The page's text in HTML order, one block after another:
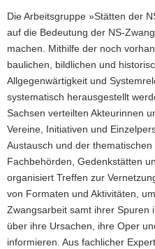
KZ-
Außenlager
Flößberg
(Stadt
Frohburg)
in
einer
alliierten
Luftaufnahme.
Quelle:
Geschichtswerkstatt
Flößberg
Luftbilddatenbank
Dr.
Carls
GmbH
Die Arbeitsgruppe »Stätten der
auf die Bedeutung der NS-
machen. Mithilfe der noch
baulichen, bildlichen und
Allgegenwärtigkeit und
systematisch herausgestellt
Sachsen verteilten Akteurinnen
Vereine, Initiativen und
Austausch und der
Fachbehörden, Gedenkstätten
organisiert Treffen zur
von Formaten und Aktivitäten,
Zwangsarbeit samt ihrer Spuren
über ihre Ursachen, ihre Oper
informieren. Aus fachlicher